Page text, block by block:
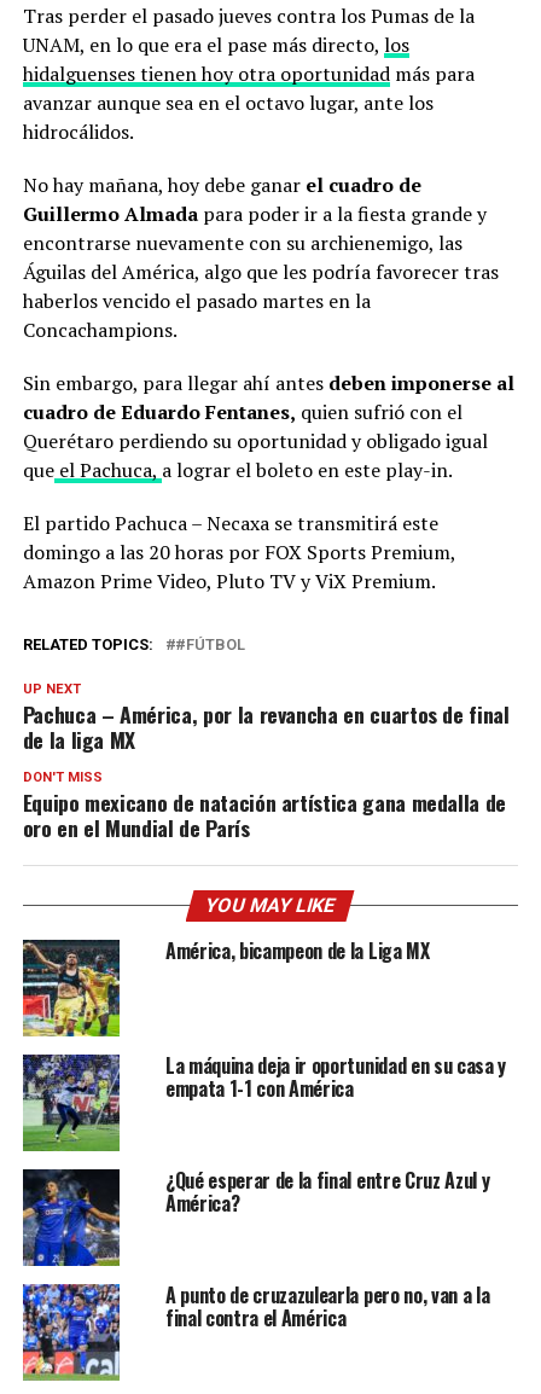
Tras perder el pasado jueves contra los Pumas de la
UNAM, en lo que era el pase más directo, los
hidalguenses tienen hoy otra oportunidadmás para
avanzar aunque sea en el octavo lugar, ante los
hidrocálidos.
No hay mañana, hoy debe ganar el cuadro de
Guillermo Almadapara poder ir a la fiesta grande y
encontrarse nuevamente con su archienemigo, las
Águilas del América, algo que les podría favorecer tras
haberlos vencido el pasado martes en la
Concachampions.
Sin embargo, para llegar ahí antes deben imponerse al
cuadro de Eduardo Fentanes, quien sufrió con el
Querétaro perdiendo su oportunidad y obligado igual
queel Pachuca, a lograr el boleto en este play-in.
El partido Pachuca – Necaxa se transmitirá este
domingo a las 20 horas por FOX Sports Premium,
Amazon Prime Video, Pluto TV y ViX Premium.
RELATED TOPICS: #FÚTBOL
UP NEXT
Pachuca – América, por la revancha en cuartos de final
de la liga MX
DON'T MISS
Equipo mexicano de natación artística gana medalla de
oro en el Mundial de París
YOU MAY LIKE
América, bicampeon de la Liga MX
La máquina deja ir oportunidad en su casa y
empata 1-1 con América
¿Qué esperar de la final entre Cruz Azul y
América?
A punto de cruzazulearla pero no, van a la
final contra el América